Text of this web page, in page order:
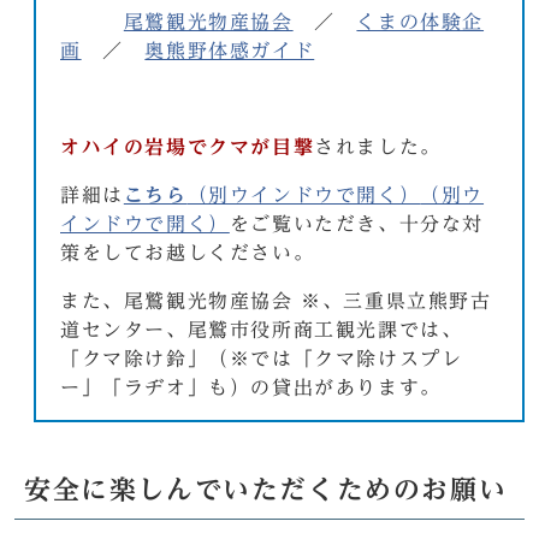
尾鷲観光物産協会 ／
くまの体験企
画
／奥熊野体感ガイド
オハイの岩場でクマが目撃されました。
詳細は こちら （別ウインドウで開く）
（別ウ
インドウで開く）
をご覧いただき、十分な対
策をしてお越しください。
また、尾鷲観光物産協会 ※、三重県立熊野古
道センター、尾鷲市役所商工観光課では、
「クマ除け鈴」（※では「クマ除けスプレ
ー」「ラヂオ」も）の貸出があります。
安全に楽しんでいただくためのお願い